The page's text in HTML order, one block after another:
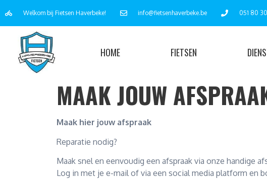
Welkom bij Fietsen Haverbeke! info@fietsenhaverbeke.be 051 80
HOME FIETSEN
MAAK JOUW
Maak hier jouw afspraak
Reparatie nodig?
Maak snel en eenvoudig een afspraak via onze handige
Log in met je e-mail of via een social media platform en